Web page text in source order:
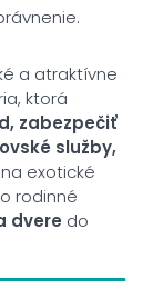
a atraktívne
ktorá
zabezpečiť
služby,
exotické
rodinné
dvere do